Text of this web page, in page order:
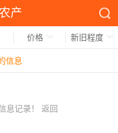
产
价格 新旧程度
信息
息记录！ 返回